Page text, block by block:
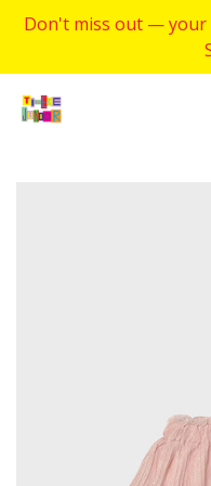
Don't miss out — your